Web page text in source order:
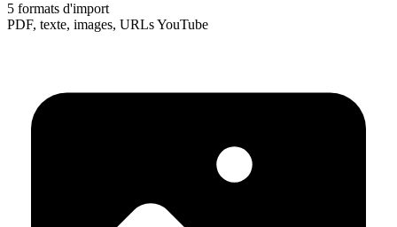
5 formats d'import
PDF, texte, images, URLs YouTube